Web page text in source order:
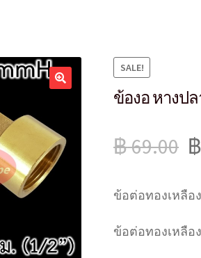
SALE!
ข้องอ หางปล
฿69.00 ฿
ข้อต่อทองเหลือง
ข้อต่อทองเหลือ